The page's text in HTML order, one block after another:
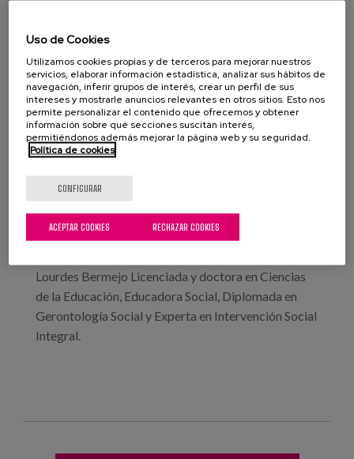
17.05. El manejo de la enfermedad de Alzheimer en
el futuro. Dr. Pascual Sánchez-Juan Neurólogo en el
HUMV.
18.20. Reflexiones de cómo cuidar a las personas
con demencia avanzada. Dr. Jacinto Bátiz Director
del Instituto para Cuidar Mejor del Hospital San
19.10. ¿Cómo me gustaría ser tratado y
Lourdes Bermejo Licenciada y doctora en Ciencias
de la Educación, Educadora Social, Diplomada en
Gerontología Social y Experta en Intervención Social
Integral.
Uso de Cookies
Utilizamos cookies propias y de terceros para mejorar nuestros
servicios, elaborar información estadística, analizar sus hábitos de
navegación, inferir grupos de interés, crear un perfil de sus
intereses y mostrarle anuncios relevantes en otros sitios. Esto nos
permite personalizar el contenido que ofrecemos y obtener
información sobre qué secciones suscitan interés,
permitiéndonos además mejorar la página web y su seguridad.
Política de cookies
CONFIGURAR
RECHAZAR COOKIES
ACEPTAR COOKIES